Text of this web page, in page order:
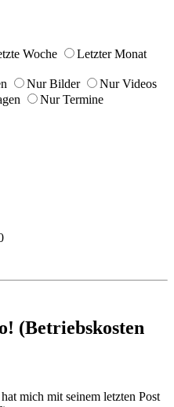
Woche
Letzter Monat
Nur Bilder
Nur Videos
Nur Termine
(Betriebskosten
hat mich mit seinem letzten Post